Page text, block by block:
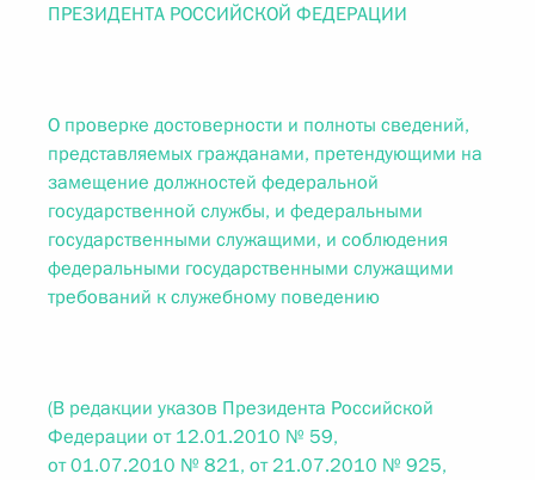
ПРЕЗИДЕНТА РОССИЙСКОЙ ФЕДЕРАЦИИ
О проверке достоверности и полноты сведений,
представляемых гражданами, претендующими на
замещение должностей федеральной
государственной службы, и федеральными
государственными служащими, и соблюдения
федеральными государственными служащими
требований к служебному поведению
(В редакции указов Президента Российской
Федерации от 12.01.2010 № 59,
от 01.07.2010 № 821, от 21.07.2010 № 925,